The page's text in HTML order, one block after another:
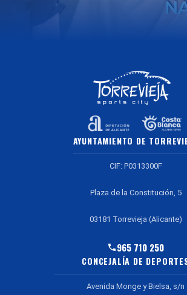
AYUNTAMIENTO DE
CIF: P0313300F
Plaza de la Constitución, 5
03181 Torrevieja (Alicante)
965 710 250
CONCEJALÍA DE
Avenida Monge y Bielsa, s/n